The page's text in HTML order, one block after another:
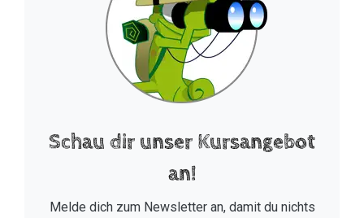
Schau dir unser Kursangebot
an!
Melde dich zum Newsletter an, damit du nichts